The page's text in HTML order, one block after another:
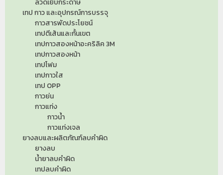
ลวดเย็บกระดาษ
เทป กาว และอุปกรณ์การบรรจุ
กาวสารพัดประโยชน์
เทปตีเส้นและกั้นเขต
เทปกาวสองหน้าอะคริลิค 3M
เทปกาวสองหน้า
เทปโฟม
เทปกาวใส
เทป OPP
กาวย่น
กาวแท่ง
กาวน้ำ
กาวแท่งเจล
ยางลบและผลิตภัณฑ์ลบคำผิด
ยางลบ
น้ำยาลบคำผิด
เทปลบคำผิด